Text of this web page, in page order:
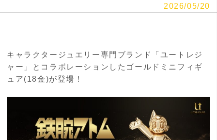
2026/05/20
キャラクタージュエリー専門ブランド「ユートレジ
ャー」とコラボレーションしたゴールドミニフィギ
ュア(18金)が登場！